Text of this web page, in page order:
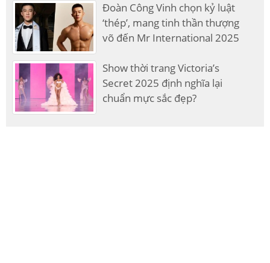
Đoàn Công Vinh chọn kỷ luật
‘thép’, mang tinh thần thượng
võ đến Mr International 2025
Show thời trang Victoria’s
Secret 2025 định nghĩa lại
chuẩn mực sắc đẹp?